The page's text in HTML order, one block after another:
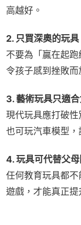
高越好。
2. 只買深奧的玩具
不要為「贏在起
令孩子感到挫敗而
3. 藝術玩具只適合
現代玩具應打破
也可玩汽車模型，
4. 玩具可代替父母
任何教育玩具都
遊戲，才能真正提